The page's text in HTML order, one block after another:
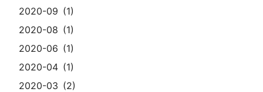
2020-09
1
2020-08
1
2020-06
1
2020-04
1
2020-03
2